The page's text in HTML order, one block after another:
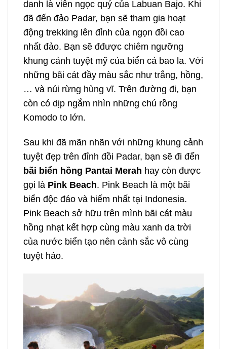
danh là viên ngọc quý của Labuan Bajo. Khi
đã đến đảo Padar, bạn sẽ tham gia hoạt
động trekking lên đỉnh của ngọn đồi cao
nhất đảo. Bạn sẽ đđược chiêm ngưỡng
khung cảnh tuyệt mỹ của biển cả bao la. Với
những bãi cát đầy màu sắc như trắng, hồng,
… và núi rừng hùng vĩ. Trên đường đi, bạn
còn có dịp ngắm nhìn những chú rồng
Komodo to lớn.
Sau khi đã mãn nhãn với những khung cảnh
tuyệt đẹp trên đỉnh đồi Padar, bạn sẽ đi đến
bãi biển hồng Pantai Merah hay còn được
gọi là Pink Beach. Pink Beach là một bãi
biển độc đáo và hiếm nhất tại Indonesia.
Pink Beach sở hữu trên mình bãi cát màu
hồng nhạt kết hợp cùng màu xanh da trời
của nước biển tạo nên cảnh sắc vô cùng
tuyệt hảo.